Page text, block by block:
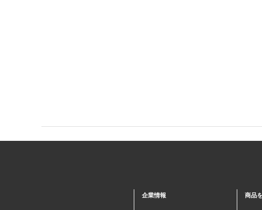
企業情報 商品